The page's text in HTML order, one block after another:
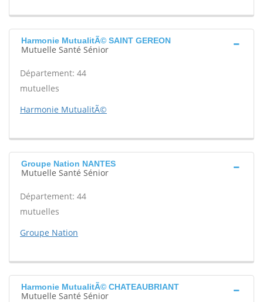
Harmonie MutualitÃ© SAINT GEREON
Mutuelle Santé Sénior
Département: 44
mutuelles
Harmonie MutualitÃ©
Groupe Nation NANTES
Mutuelle Santé Sénior
Département: 44
mutuelles
Groupe Nation
Harmonie MutualitÃ© CHATEAUBRIANT
Mutuelle Santé Sénior